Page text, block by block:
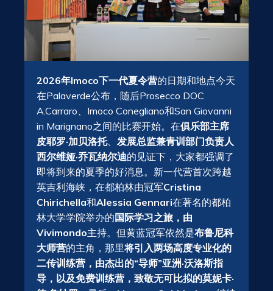
2026年Imoco下一代夏令营的日期和地点今天
在Palaverde公布，随后Prosecco DOC
A.Carraro、Imoco Conegliano和San Giovanni
in Marignano之间的比赛开始。在俱乐部主席
皮耶罗·加贝洛托、 发展总监兼青训部门负责人
西尔维娅·乔瓦纳尔迪的见证下，大家都强调了
即将到来的夏季的好消息。新一代营首次跨越
英吉利海峡，在都柏林由冠军Cristina
Chirichella和Alessia Gennari在著名的都柏
林大学学院举办的 国际学习之旅，由
Vivimondo主持。但黄蓝冠军依然是布鲁尼科
大师营的主角，那里将引入两场高度专业化的
二传训练营，由杰出的“导师”亚洲·沃洛斯指
导，以及免费训练营，致敬无可比拟的莫妮卡·